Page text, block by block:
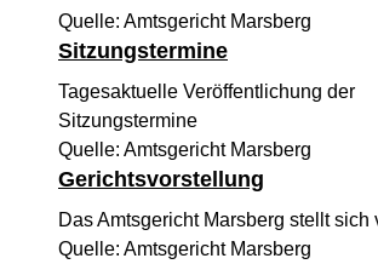
Quelle: Amtsgericht Marsberg
Sitzungstermine
Tagesaktuelle Veröffentlichung der
Sitzungstermine
Quelle: Amtsgericht Marsberg
Gerichtsvorstellung
Das Amtsgericht Marsberg stellt sich
Quelle: Amtsgericht Marsberg